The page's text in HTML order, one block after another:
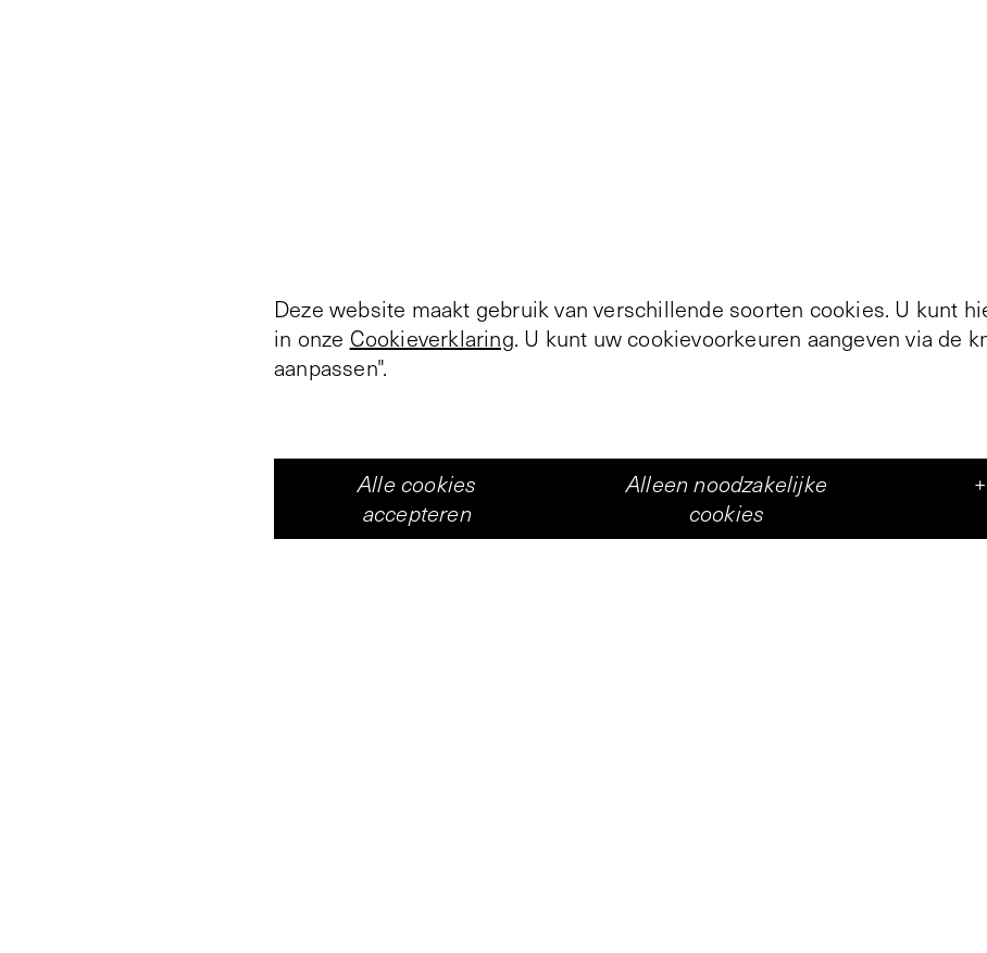
Deze website maakt gebruik van verschillende soorten cookies. U kunt
in onze Cookieverklaring. U kunt uw cookievoorkeuren aangeven via de
aanpassen".
Alle cookies
accepteren
Alleen noodzakelijke
cookies
+